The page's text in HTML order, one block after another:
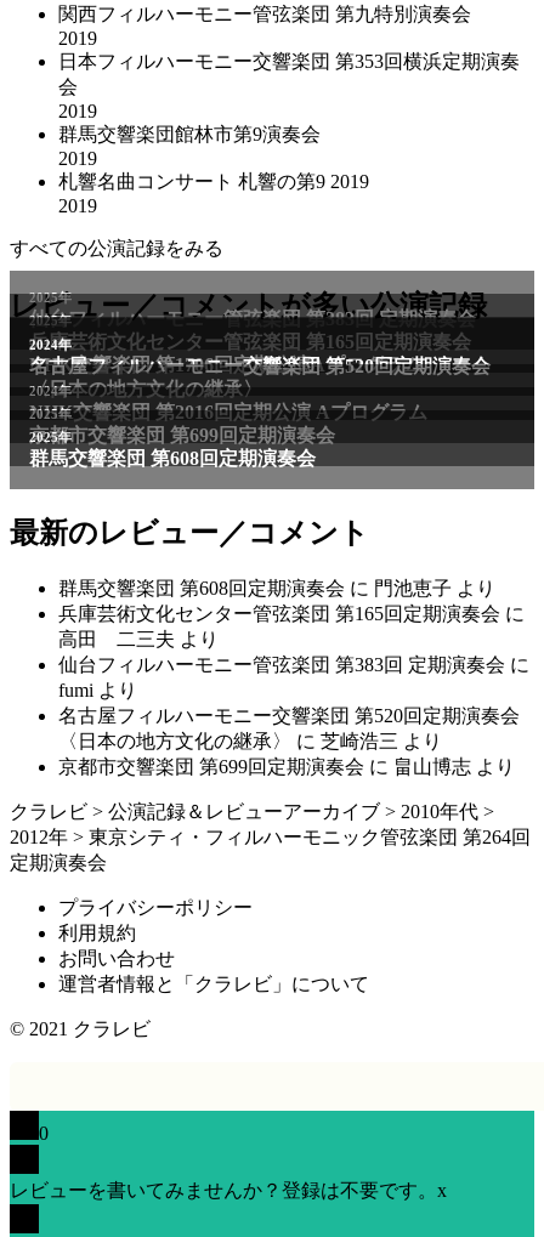
関西フィルハーモニー管弦楽団 第九特別演奏会
2019
日本フィルハーモニー交響楽団 第353回横浜定期演奏
会
2019
群馬交響楽団館林市第9演奏会
2019
札響名曲コンサート 札響の第9 2019
2019
すべての公演記録をみる
レビュー／コメントが多い公演記録
2025年
仙台フィルハーモニー管弦楽団 第383回 定期演奏会
2025年
兵庫芸術文化センター管弦楽団 第165回定期演奏会
2011年
NHK交響楽団 第1706回定期公演Aプログラム
2024年
名古屋フィルハーモニー交響楽団 第520回定期演奏会
〈日本の地方文化の継承〉
2024年
NHK交響楽団 第2016回定期公演 Aプログラム
2025年
京都市交響楽団 第699回定期演奏会
2025年
群馬交響楽団 第608回定期演奏会
最新のレビュー／コメント
群馬交響楽団 第608回定期演奏会 に 門池恵子 より
兵庫芸術文化センター管弦楽団 第165回定期演奏会 に
高田 二三夫 より
仙台フィルハーモニー管弦楽団 第383回 定期演奏会 に
fumi より
名古屋フィルハーモニー交響楽団 第520回定期演奏会
〈日本の地方文化の継承〉
に 芝崎浩三 より
京都市交響楽団 第699回定期演奏会 に 畠山博志 より
クラレビ > 公演記録＆レビューアーカイブ > 2010年代 >
2012年 > 東京シティ・フィルハーモニック管弦楽団 第264回
定期演奏会
プライバシーポリシー
利用規約
お問い合わせ
運営者情報と「クラレビ」について
© 2021 クラレビ
0
レビューを書いてみませんか？登録は不要です。 x